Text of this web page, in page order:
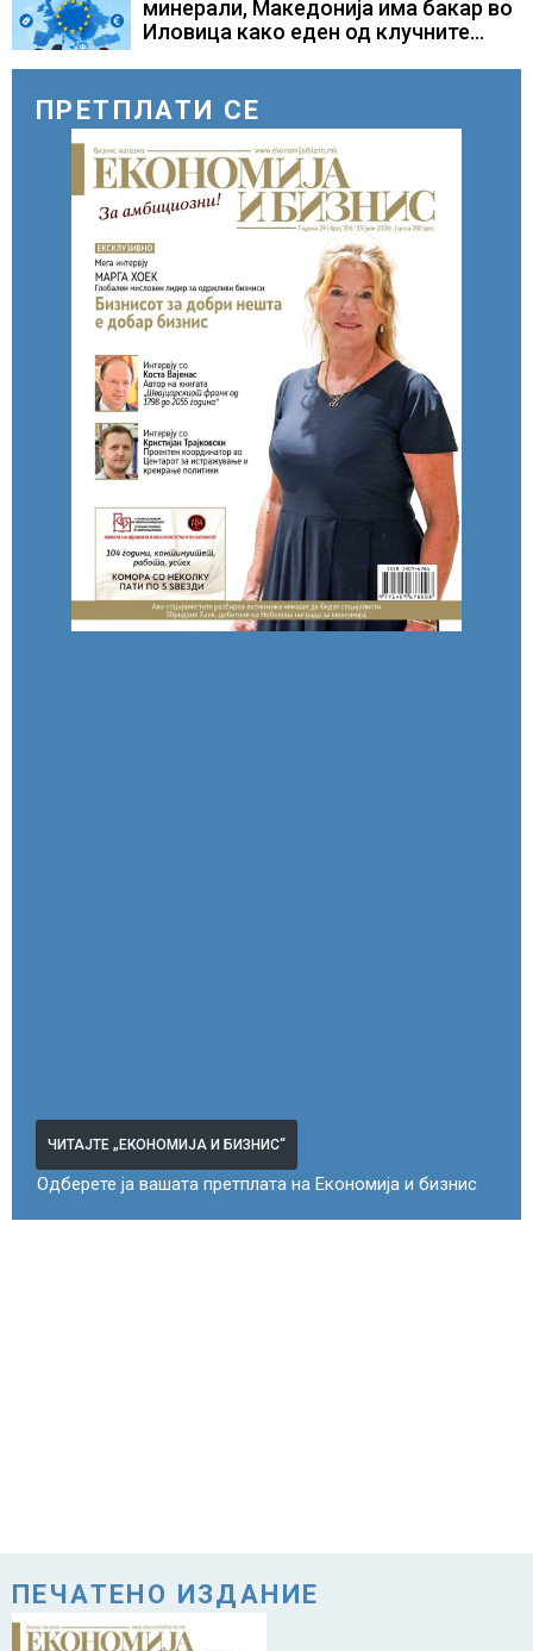
минерали, Македонија има бакар во
Иловица како еден од клучните
ПРЕТПЛАТИ СЕ
ЧИТАЈТЕ „ЕКОНОМИЈА И БИЗНИС“
Одберете ја вашата претплата на Економија и бизнис
ПЕЧАТЕНО ИЗДАНИЕ